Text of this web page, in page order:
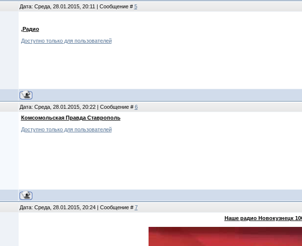
Дата: Среда, 28.01.2015, 20:11 | Сообщение # 5
,Радио
Доступно только для пользователей
Дата: Среда, 28.01.2015, 20:22 | Сообщение # 6
Комсомольская Правда Ставрополь
Доступно только для пользователей
Дата: Среда, 28.01.2015, 20:24 | Сообщение # 7
Наше радио Новокузнецк